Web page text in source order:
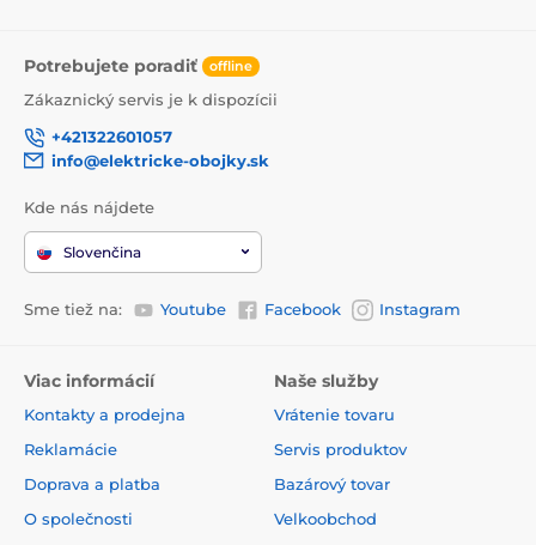
Potrebujete poradiť offline
Zákaznický servis je k dispozícii
+421322601057
info@elektricke-obojky.sk
Kde nás nájdete
Slovenčina
Sme tiež na: Youtube Facebook Instagram
Viac informácií
Kontakty a prodejna
Reklamácie
Doprava a platba
O společnosti
Naše služby
Vrátenie tovaru
Servis produktov
Bazárový tovar
Velkoobchod